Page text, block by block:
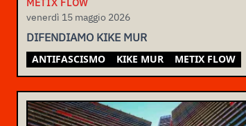
METIX FLOW
venerdì 15 maggio 2026
DIFENDIAMO KIKE MUR
ANTIFASCISMO KIKE MUR METIX FLOW